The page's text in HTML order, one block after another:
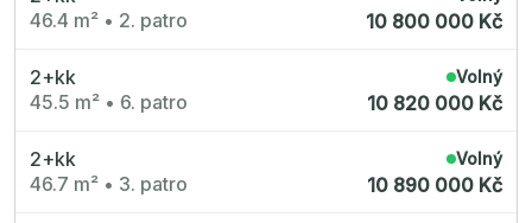
46.4 m² • 2. patro 10 800 000 Kč
2+kk
45.5 m² • 6. patro
Volný
10 820 000 Kč
2+kk
46.7 m² • 3. patro
Volný
10 890 000 Kč
Nové byty 1+kk Plzeňský kraj
Nové byty 6+kk Královehradecký kraj
Rezidence Grafická
Lihovar Smíchov Jih
Rezidence Starochodovská
JITRO
Ecovilla Uhříněves
Rezidence Okula